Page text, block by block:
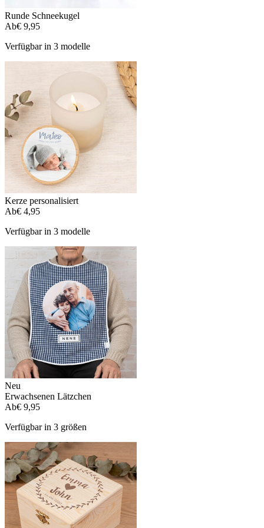
Runde Schneekugel
Ab€ 9,95
Verfügbar in 3 modelle
Kerze personalisiert
Ab€ 4,95
Verfügbar in 3 modelle
Neu
Erwachsenen Lätzchen
Ab€ 9,95
Verfügbar in 3 größen